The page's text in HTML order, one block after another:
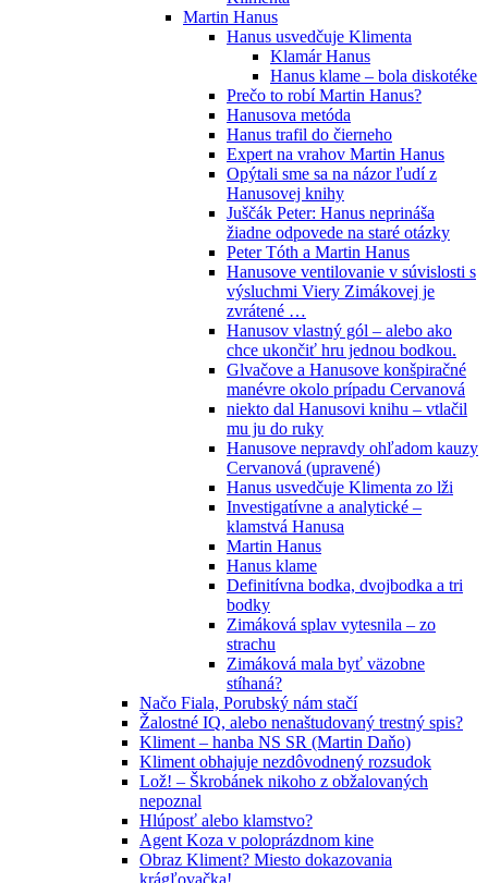
Martin Hanus
Hanus usvedčuje Klimenta
Klamár Hanus
Hanus klame – bola diskotéke
Prečo to robí Martin Hanus?
Hanusova metóda
Hanus trafil do čierneho
Expert na vrahov Martin Hanus
Opýtali sme sa na názor ľudí z
Hanusovej knihy
Juščák Peter: Hanus neprináša
žiadne odpovede na staré otázky
Peter Tóth a Martin Hanus
Hanusove ventilovanie v súvislosti s
výsluchmi Viery Zimákovej je
zvrátené …
Hanusov vlastný gól – alebo ako
chce ukončiť hru jednou bodkou.
Glvačove a Hanusove konšpiračné
manévre okolo prípadu Cervanová
niekto dal Hanusovi knihu – vtlačil
mu ju do ruky
Hanusove nepravdy ohľadom kauzy
Cervanová (upravené)
Hanus usvedčuje Klimenta zo lži
Investigatívne a analytické –
klamstvá Hanusa
Martin Hanus
Hanus klame
Definitívna bodka, dvojbodka a tri
bodky
Zimáková splav vytesnila – zo
strachu
Zimáková mala byť väzobne
stíhaná?
Načo Fiala, Porubský nám stačí
Žalostné IQ, alebo nenaštudovaný trestný spis?
Kliment – hanba NS SR (Martin Daňo)
Kliment obhajuje nezdôvodnený rozsudok
Lož! – Škrobánek nikoho z obžalovaných
nepoznal
Hlúposť alebo klamstvo?
Agent Koza v poloprázdnom kine
Obraz Kliment? Miesto dokazovania
krágľovačka!